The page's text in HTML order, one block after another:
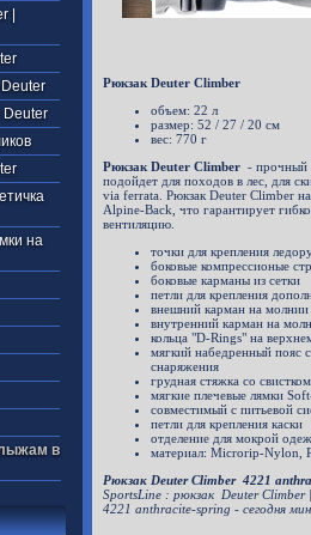
|
Deuter
на
в
Рюкзак Deuter Climber
объем: 22 л
размер: 52 / 27 / 20 см
вес: 770 г
Рюкзак Deuter Climber - прочный
подойдет для походов в лес, для
via ferrata. Рюкзак Deuter Climber
Alpine-Back, что гарантирует
вентиляцию.
точки для крепления
боковые компрессионые
боковые карманы из сетки
петли для крепления
внешний карман на молнии
внутренний карман на
кольца "D-Rings" на
мягкий набедренный пояс
снаряжения
грудная стяжка со свистком
мягкие плечевые лямки
совместимый с питьевой
петли для крепления каски
отделение для мокрой
материал: Microrip-Nylon,
Рюкзак Deuter Climber 4221
SportsLine : рюкзак Deuter
4221 anthracite-spring - сегодня